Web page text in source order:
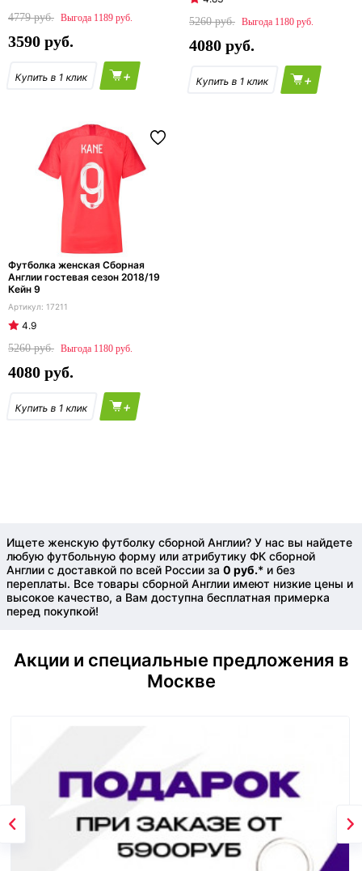
4779
1189
3590
+
5260
1180
4080
+
Футболка женская Сборная
Англии гостевая сезон 2018/19
Кейн 9
17211
4.9
5260
1180
4080
+
Ищете женскую футболку сборной Англии? У нас вы найдете
любую футбольную форму или атрибутику ФК сборной
Англии с доставкой по всей России за 0 руб.* и без
переплаты. Все товары сборной Англии имеют низкие цены и
высокое качество, а Вам доступна бесплатная примерка
перед покупкой!
Акции и специальные предложения в
Москве